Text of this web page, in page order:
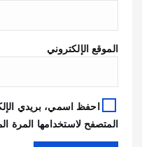
الموقع الإلكتروني
احفظ اسمي، بريدي
المتصفح لاستخدامها المرة